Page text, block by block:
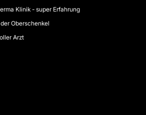
Klinik - super Erfahrung
Oberschenkel
Arzt